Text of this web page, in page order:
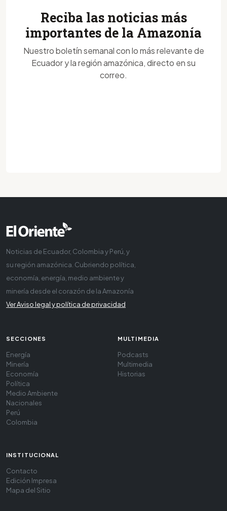
Reciba las noticias más
importantes de la Amazonía
Nuestro boletín semanal con lo más relevante de
Ecuador y la región amazónica, directo en su
correo.
Noticias de Ecuador, Colombia y Perú, y
su región amazónica. Cubriendo política,
economía, energía, medio ambiente y
minería desde el corazón de la Amazonía
Ver Aviso legal y política de privacidad
SECCIONES
Energía
Minería
Economía
Política
Medio Ambiente
Nacionales
Perú
Colombia
MULTIMEDIA
Podcasts
Multimedia
Historias
INSTITUCIONAL
Contacto
Edición Impresa
Mapa del Sitio